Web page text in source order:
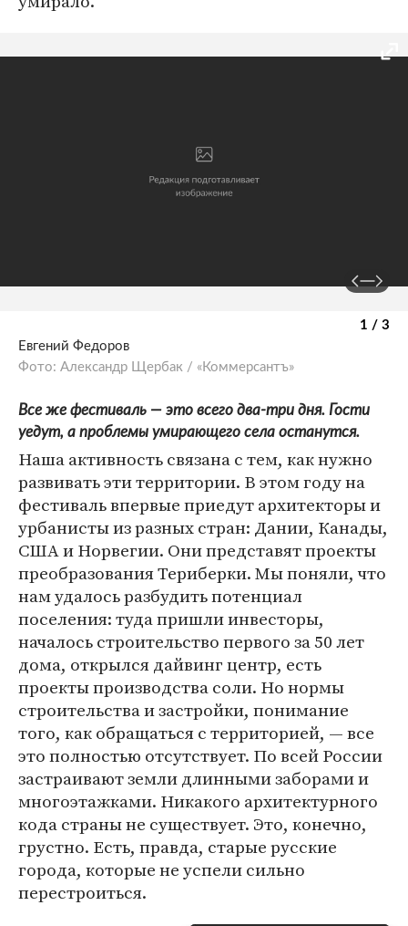
1 / 3
Евгений Федоров
Фото: Александр Щербак / «Коммерсантъ»
Все же фестиваль — это всего два-три дня. Гости
уедут, а проблемы умирающего села останутся.
Наша активность связана с тем, как нужно
развивать эти территории. В этом году на
фестиваль впервые приедут архитекторы и
урбанисты из разных стран: Дании, Канады,
США и Норвегии. Они представят проекты
преобразования Териберки. Мы поняли, что
нам удалось разбудить потенциал
поселения: туда пришли инвесторы,
началось строительство первого за 50 лет
дома, открылся дайвинг центр, есть
проекты производства соли. Но нормы
строительства и застройки, понимание
того, как обращаться с территорией, — все
это полностью отсутствует. По всей России
застраивают земли длинными заборами и
многоэтажками. Никакого архитектурного
кода страны не существует. Это, конечно,
грустно. Есть, правда, старые русские
города, которые не успели сильно
перестроиться.